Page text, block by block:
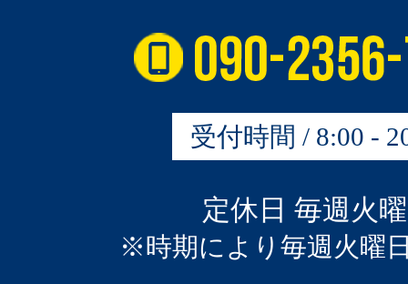
受付時間 / 8:00 -
定休日 毎週火
※時期により毎週火曜